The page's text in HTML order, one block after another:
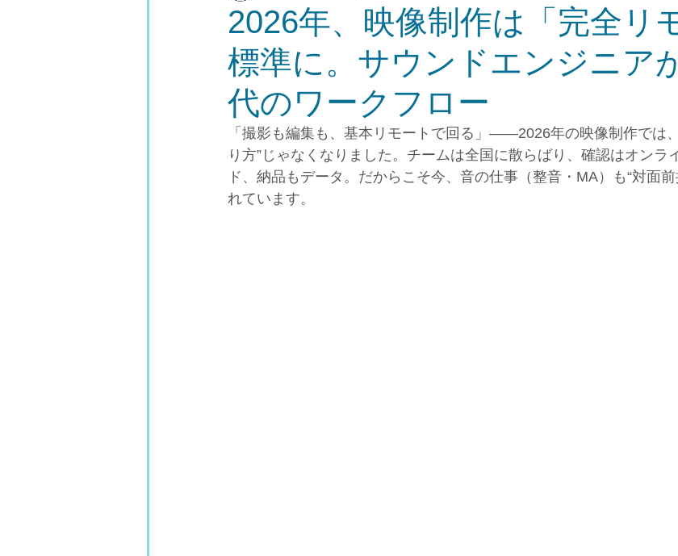
2026年、映像制作は「完全リ
標準に。サウンドエンジニア
代のワークフロー
「撮影も編集も、基本リモートで回る」——2026年の映像制作では
り方”じゃなくなりました。チームは全国に散らばり、確認はオンラ
ド、納品もデータ。だからこそ今、音の仕事（整音・MA）も“対面
れています。